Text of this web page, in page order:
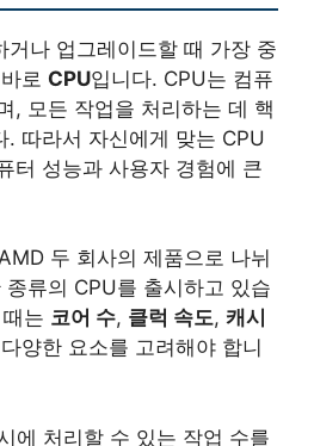
거나 업그레이드할 때 가장 중
로 CPU입니다. CPU는 컴퓨
, 모든 작업을 처리하는 데 핵
. 따라서 자신에게 맞는 CPU
터 성능과 사용자 경험에 큰
두 회사의 제품으로 나뉘
류의 CPU를 출시하고 있습
는 코어 수, 클럭 속도, 캐시
양한 요소를 고려해야 합니
에 처리할 수 있는 작업 수를